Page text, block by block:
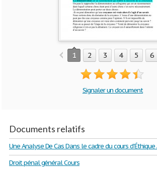
1 2 3 4 5 6
Signaler un document
Documents relatifs
Une Analyse De Cas Dans le cadre du cours
Droit pénal général Cours